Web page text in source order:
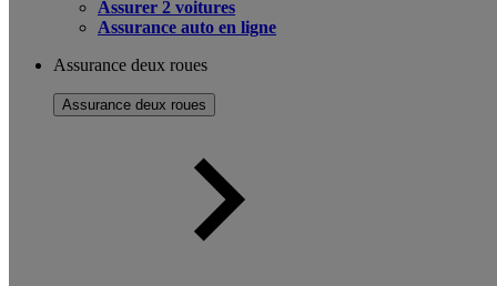
Assurer 2 voitures
Assurance auto en ligne
Assurance deux roues
Assurance deux roues